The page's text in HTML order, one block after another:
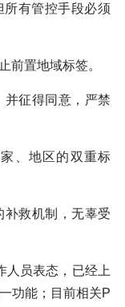
所有管控手段必须
前置地域标签。
并征得同意，严禁
、地区的双重标
救机制，无辜受
人员表态，已经上
功能；目前相关P